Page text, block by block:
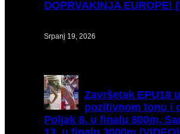
DOPRVAKINJA EUROPE!
Srpanj 19, 2026
Završetak EPU18 u
pozitivnom tonu i
Poljak 8. u finalu 800m,